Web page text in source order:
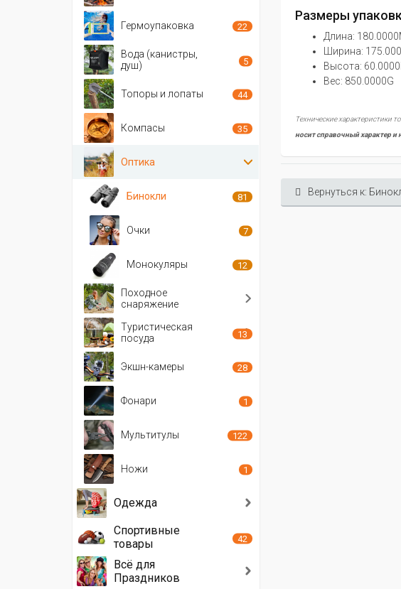
Размеры
Длина:
Ширина:
Высота:
Вес: 850.0000G
Технические характеристики
носит справочный характер и
Вернуться к:
Гермоупаковка 22
Вода (канистры,
душ)
5
Топоры и лопаты 44
Компасы 35
Оптика
Бинокли 81
Очки 7
Монокуляры 12
Походное
снаряжение
Туристическая
посуда
13
Экшн-камеры 28
Фонари 1
Мультитулы 122
Ножи 1
Одежда
Спортивные
товары
42
Всё для
Праздников